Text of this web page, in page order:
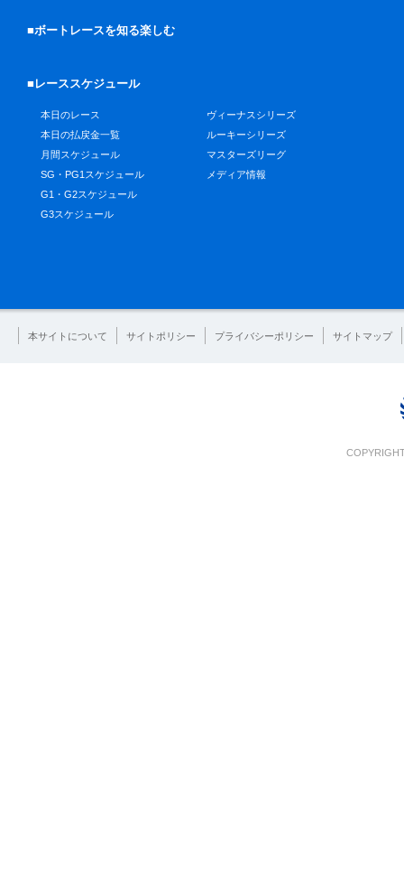
■ボートレースを知る楽しむ
■レーススケジュール
本日のレース
本日の払戻金一覧
月間スケジュール
SG・PG1スケジュール
G1・G2スケジュール
G3スケジュール
ヴィーナスシリーズ
ルーキーシリーズ
マスターズリーグ
メディア情報
本サイトについて サイトポリシー プライバシーポリシー サイトマップ